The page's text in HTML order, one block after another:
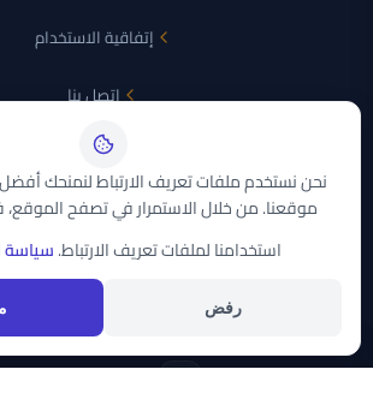
إتفاقية الاستخدام
اتصل بنا
الأقمار الصناعية
نايل سات
عرب سات
نحن نستخدم ملفات تعريف الارتباط لنمنحك
موقعنا. من خلال الاستمرار في تصفح
استخدامنا لملفات تعريف الارتباط.
رفض